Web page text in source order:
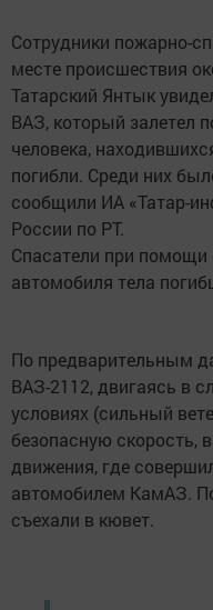
Сотрудники пожарно-
месте происшествия
Татарский Янтык
ВАЗ, который залетел
человека,
погибли. Среди них
сообщили ИА «Татар-
России по РТ.
Спасатели при помощи
автомобиля тела
По предварительным
ВАЗ-2112, двигаясь в
условиях (сильный
безопасную скорость,
движения, где
автомобилем КамАЗ.
съехали в кювет.